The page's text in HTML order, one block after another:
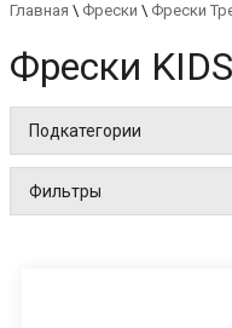
Главная \ Фрески \ Фрески
Фрески KIDS
Подкатегории
Фильтры